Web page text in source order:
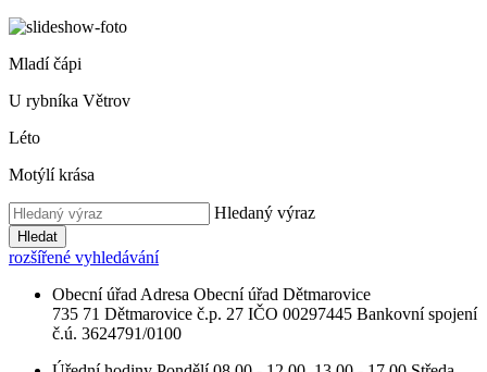
Mladí čápi
U rybníka Větrov
Léto
Motýlí krása
Hledaný výraz
Hledat
rozšířené vyhledávání
Obecní úřad Adresa Obecní úřad Dětmarovice
735 71 Dětmarovice č.p. 27 IČO 00297445 Bankovní spojení
č.ú. 3624791/0100